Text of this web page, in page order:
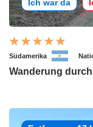
Ich war da
Südamerika
Wanderung